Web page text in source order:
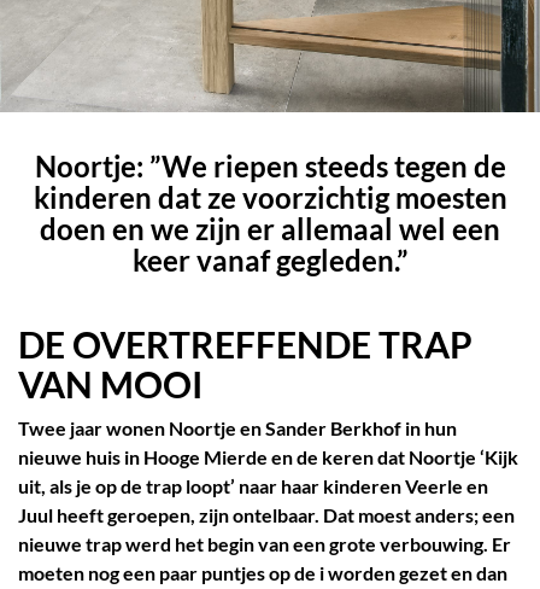
AD, Bladel
|Openingstijden
Noortje: ”We riepen steeds tegen de
kinderen dat ze voorzichtig moesten
doen en we zijn er allemaal wel een
keer vanaf gegleden.”
DE OVERTREFFENDE TRAP
VAN MOOI
Twee jaar wonen Noortje en Sander Berkhof in hun
nieuwe huis in Hooge Mierde en de keren dat Noortje ‘Kijk
uit, als je op de trap loopt’ naar haar kinderen Veerle en
Juul heeft geroepen, zijn ontelbaar. Dat moest anders; een
nieuwe trap werd het begin van een grote verbouwing. Er
moeten nog een paar puntjes op de i worden gezet en dan